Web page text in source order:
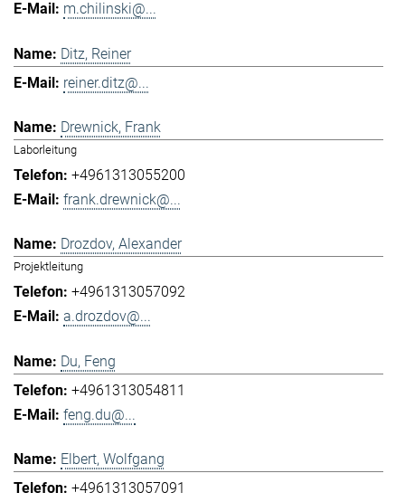
m.chilinski@...
Ditz, Reiner
reiner.ditz@...
Drewnick, Frank
Laborleitung
+4961313055200
frank.drewnick@...
Drozdov, Alexander
Projektleitung
+4961313057092
a.drozdov@...
Du, Feng
+4961313054811
feng.du@...
Elbert, Wolfgang
+4961313057091